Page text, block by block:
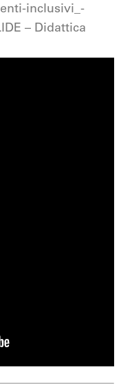
inclusivi_-
– Didattica